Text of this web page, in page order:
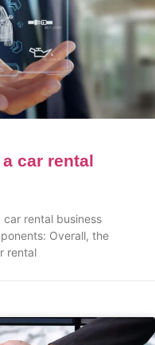
car rental
rental business
Overall, the
rental